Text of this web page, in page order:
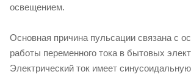
освещением.
Основная причина пульсации связана с
работы переменного тока в бытовых
Электрический ток имеет